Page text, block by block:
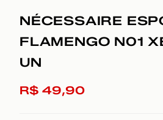
NÉCESSAIRE
FLAMENGO N01
UN
R$ 49,90